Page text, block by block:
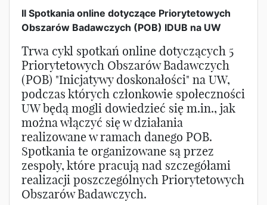
II Spotkania online dotyczące Priorytetowych
Obszarów Badawczych (POB) IDUB na UW
Trwa cykl spotkań online dotyczących 5
Priorytetowych Obszarów Badawczych
(POB) "Inicjatywy doskonałości" na UW,
podczas których członkowie społeczności
UW będą mogli dowiedzieć się m.in., jak
można włączyć się w działania
realizowane w ramach danego POB.
Spotkania te organizowane są przez
zespoły, które pracują nad szczegółami
realizacji poszczególnych Priorytetowych
Obszarów Badawczych.